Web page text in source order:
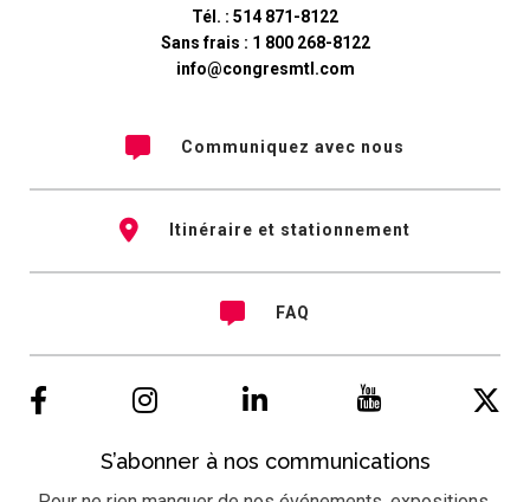
Tél. : 514 871-8122
Sans frais : 1 800 268-8122
info@congresmtl.com
Communiquez avec nous
Itinéraire et stationnement
FAQ
S’abonner à nos communications